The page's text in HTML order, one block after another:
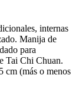
internas
Manija de
para
Tai Chi Chuan.
cm (más o menos